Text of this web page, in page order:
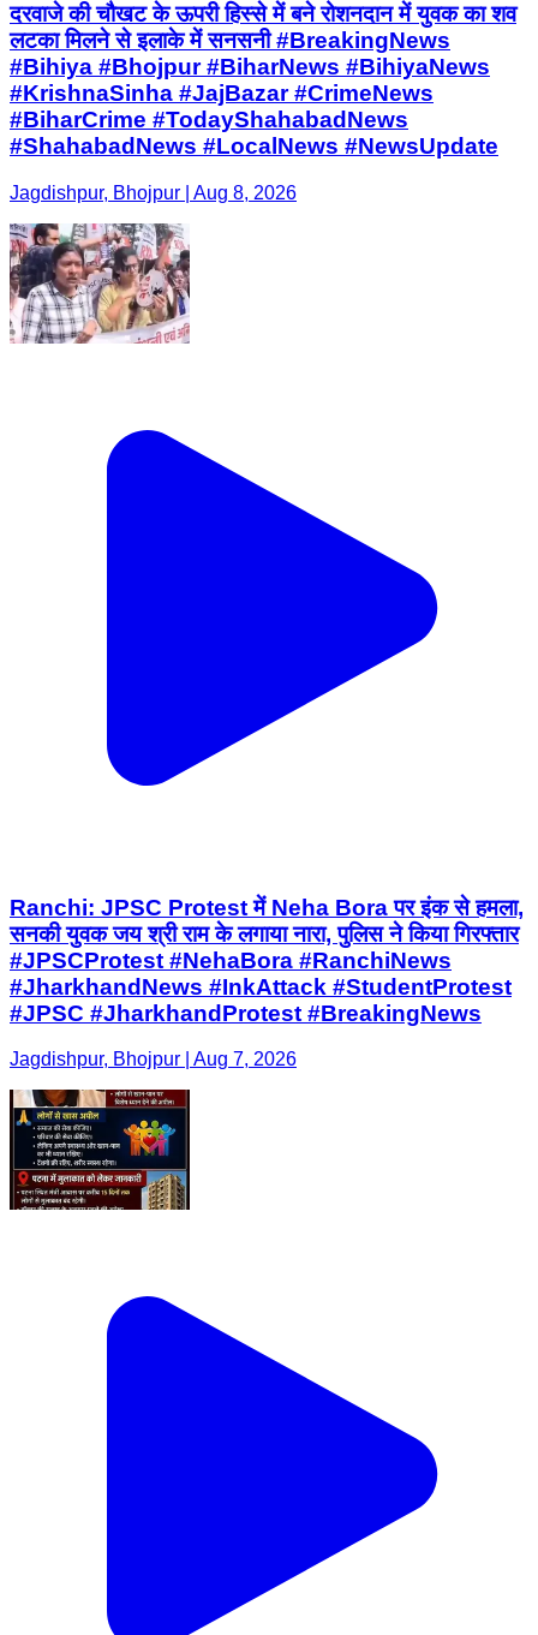
दरवाजे की चौखट के ऊपरी हिस्से में बने रोशनदान में युवक का शव
लटका मिलने से इलाके में सनसनी #BreakingNews
#Bihiya #Bhojpur #BiharNews #BihiyaNews
#KrishnaSinha #JajBazar #CrimeNews
#BiharCrime #TodayShahabadNews
#ShahabadNews #LocalNews #NewsUpdate
Jagdishpur, Bhojpur | Aug 8, 2026
Ranchi: JPSC Protest में Neha Bora पर इंक से हमला,
सनकी युवक जय श्री राम के लगाया नारा, पुलिस ने किया गिरफ्तार
#JPSCProtest #NehaBora #RanchiNews
#JharkhandNews #InkAttack #StudentProtest
#JPSC #JharkhandProtest #BreakingNews
Jagdishpur, Bhojpur | Aug 7, 2026